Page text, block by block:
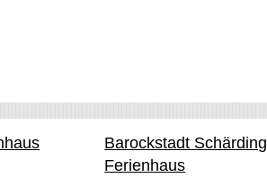
Barockstadt Schärding
Ferienhaus